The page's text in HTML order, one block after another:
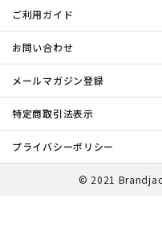
ご利用ガイド
お問い合わせ
メールマガジン登録
特定商取引法表示
プライバシーポリシー
© 2021